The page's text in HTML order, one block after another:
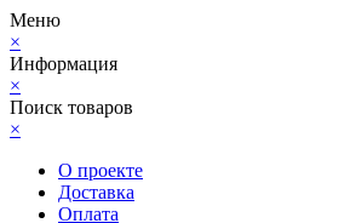
Меню
×
Информация
×
Поиск товаров
×
О проекте
Доставка
Оплата